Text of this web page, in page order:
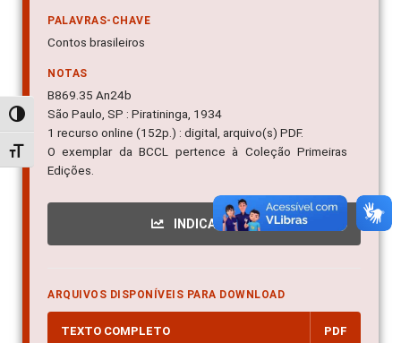
Alternar alto contraste
Alternar tamanho da fonte
PALAVRAS-CHAVE
Contos brasileiros
NOTAS
B869.35 An24b
São Paulo, SP : Piratininga, 1934
1 recurso online (152p.) : digital, arquivo(s) PDF.
O exemplar da BCCL pertence à Coleção Primeiras
Edições.
INDICADORES
ARQUIVOS DISPONÍVEIS PARA DOWNLOAD
TEXTO COMPLETO PDF